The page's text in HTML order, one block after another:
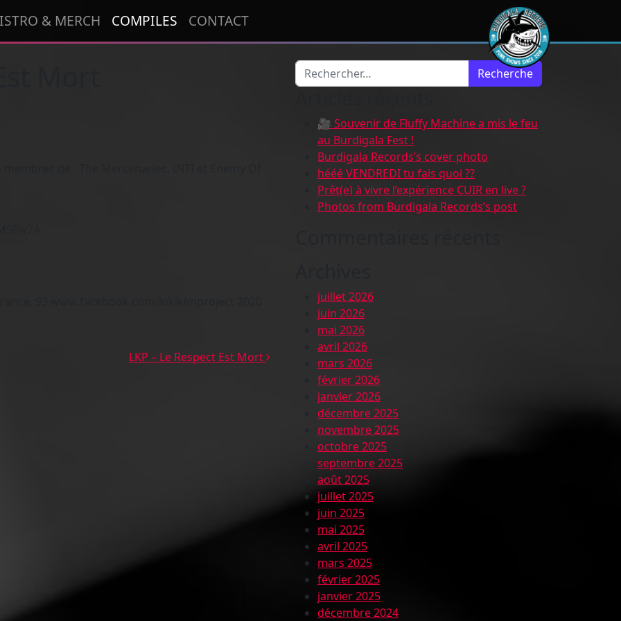
& MERCH COMPILES CONTACT
Mort
de : The Mercenaries, INTI et Enemy Of
93 www.facebook.com/lokiklmproject 2020
LKP – Le Respect Est Mort
Recherche pour :
🎥 Souvenir de Fluffy Machine a mis le feu
au Burdigala Fest !
Burdigala Records’s cover photo
hééé VENDREDI tu fais quoi ??
Prêt(e) à vivre l’expérience CUIR en live ?
Photos from Burdigala Records’s post
juillet 2026
juin 2026
mai 2026
avril 2026
mars 2026
février 2026
janvier 2026
décembre 2025
novembre 2025
octobre 2025
septembre 2025
août 2025
juillet 2025
juin 2025
mai 2025
avril 2025
mars 2025
février 2025
janvier 2025
décembre 2024